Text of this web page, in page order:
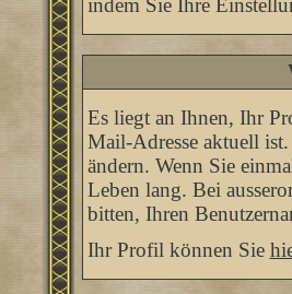
indem Sie Ihre
Es liegt an Ihnen, Ihr
Mail-Adresse aktuell
ändern. Wenn Sie
Leben lang. Bei
bitten, Ihren
Ihr Profil können Sie